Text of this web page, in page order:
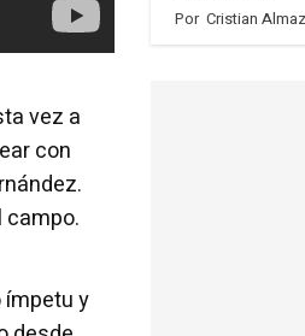
vez a
con
campo.
ímpetu y
Por Cristian